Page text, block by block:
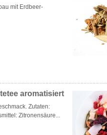
mit Erdbeer-
aromatisiert
Zutaten:
Zitronensäure...